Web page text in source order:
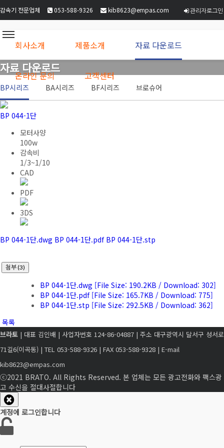
감속기 전문업체 053-588-9326 kib8623@empas.com 관리자로그인
회사소개 제품소개 자료 다운로드
온라인 문의 고객센터
자료 다운로드
BP시리즈 BA시리즈 BF시리즈 브로슈어
BP 044-1단
모터사양
100w
감속비
1/3~1/10
CAD
PDF
3DS
BP 044-1단.dwg BP 044-1단.pdf BP 044-1단.stp
첨부 (3)
BP 044-1단.dwg [File Size: 190.2KB / Download: 302]
BP 044-1단.pdf [File Size: 165.7KB / Download: 775]
BP 044-1단.stp [File Size: 292.5KB / Download: 362]
목록
브라토 | 대표 김인배 | 사업자번호 124-86-04887 | 주소 대구광역시 달서구 성서로
71길6(이곡동) | TEL 053-588-9326 | FAX 053-588-9328 | E-mail
kib8623@empas.com
ⓒ2021 BRATO. All Rights Reserved. 본 업체는 모든 광고전화와 팩스광
고 수신을 절대사절합니다
계정에 로그인합니다